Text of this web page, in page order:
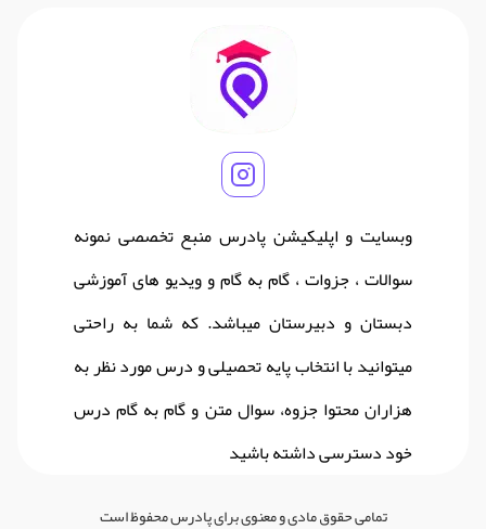
وبسایت و اپلیکیشن پادرس منبع تخصصی نمونه
سوالات ، جزوات ، گام به گام و ویدیو های آموزشی
دبستان و دبیرستان میباشد. که شما به راحتی
میتوانید با انتخاب پایه تحصیلی و درس مورد نظر به
هزاران محتوا جزوه، سوال متن و گام به گام درس
خود دسترسی داشته باشید
تمامی حقوق مادی و معنوی برای پادرس محفوظ است